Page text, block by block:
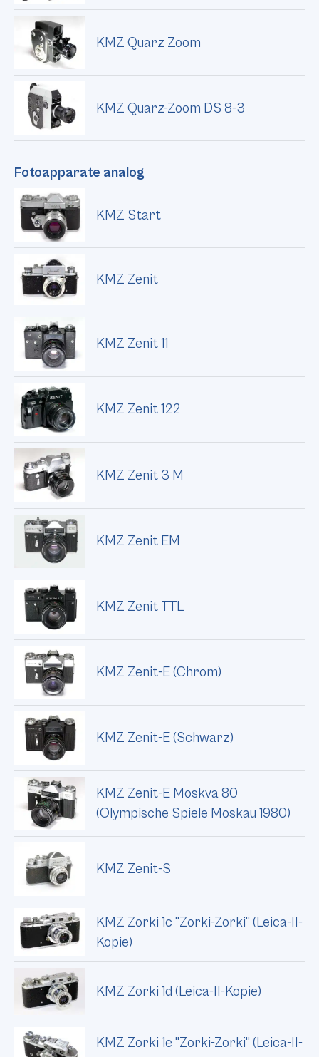
KMZ Quarz Zoom
KMZ Quarz-Zoom DS 8-3
Fotoapparate analog
KMZ Start
KMZ Zenit
KMZ Zenit 11
KMZ Zenit 122
KMZ Zenit 3 M
KMZ Zenit EM
KMZ Zenit TTL
KMZ Zenit-E (Chrom)
KMZ Zenit-E (Schwarz)
KMZ Zenit-E Moskva 80
(Olympische Spiele Moskau 1980)
KMZ Zenit-S
KMZ Zorki 1c "Zorki-Zorki" (Leica-II-
Kopie)
KMZ Zorki 1d (Leica-II-Kopie)
KMZ Zorki 1e "Zorki-Zorki" (Leica-II-